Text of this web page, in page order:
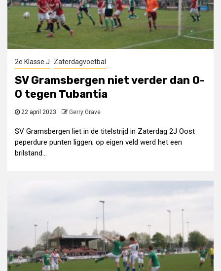
2e Klasse J Zaterdagvoetbal
SV Gramsbergen niet verder dan 0-
0 tegen Tubantia
22 april 2023 Gerry Grave
SV Gramsbergen liet in de titelstrijd in Zaterdag 2J Oost
peperdure punten liggen; op eigen veld werd het een
brilstand...